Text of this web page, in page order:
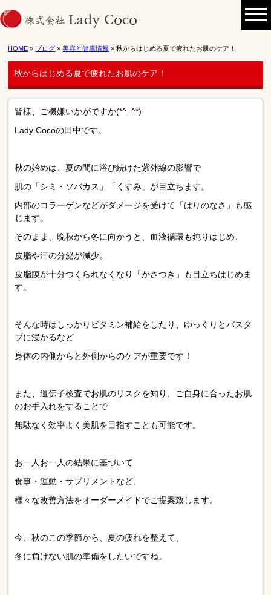
HOME » ブログ »美容と健康情報 » 秋からはじめる夏で疲れたお肌のケア！
秋からはじめる夏で疲れたお肌のケア！
皆様、ご機嫌いかがですか(*^_^*)
Lady Cocoの田中です。
秋の始めは、夏の間に浴び続けた紫外線の影響で
肌の「シミ・ソバカス」「くすみ」が目立ちます。
内部のコラーゲンなどがダメージを受けて「はりのなさ」も感
じます。
そのまま、晩秋から冬に向かうと、血液循環も鈍りはじめ、
皮脂や汗の分泌が減少。
皮脂膜が十分つくられなくなり「かさつき」も目立ちはじめま
す。
そんな時はしっかりビタミン補給をしたり、ゆっくりとバスタ
ブに浸かるなど
身体の内側からと外側からのケアが重要です！
また、遺伝子検査でお肌のリスクを知り、ご自身に合ったお肌
のお手入れをすることで
無駄なく効率よく美肌を目指すことも可能です。
お一人お一人の結果に基づいて
食事・運動・サプリメントなど、
様々な改善方法をオーダーメイドでご提案致します。
今、秋のこの季節から、夏の疲れを整えて、
冬に負けない肌の準備をしたいですね。